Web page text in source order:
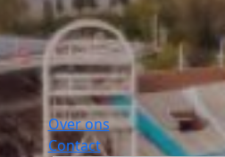
Over ons
Contact